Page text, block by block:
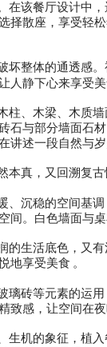
该餐厅设计中
择散座，享受轻
坏整体的通透感
静下心来享受美
、木梁、木质
与部分墙面石
讲述一段自然与岁
真，又回溯复
沉稳的空间基
。白色墙面与
生活底色，又
地享受美食 。
砖等元素的运
感，让空间在
机的象征，植